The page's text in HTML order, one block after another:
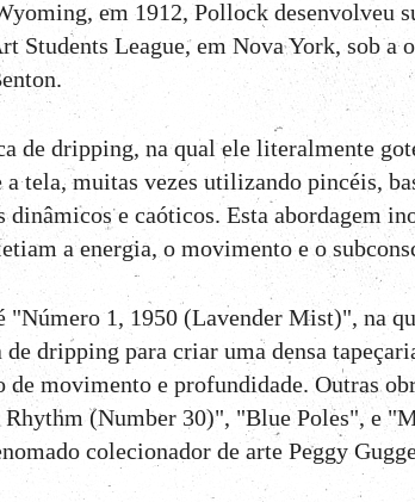
em 1912, Pollock desenvolveu
Students League, em Nova York, sob a
de dripping, na qual ele literalmente
tela, muitas vezes utilizando pincéis,
dinâmicos e caóticos. Esta abordagem
a energia, o movimento e o
"Número 1, 1950 (Lavender Mist)", na
dripping para criar uma densa
de movimento e profundidade. Outras
(Number 30)", "Blue Poles", e
colecionador de arte Peggy